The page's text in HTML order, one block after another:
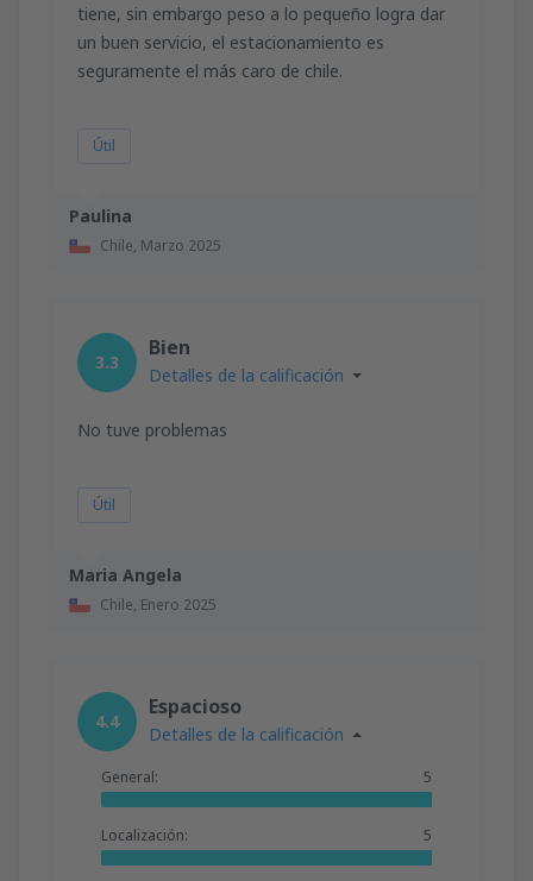
Paulina
Chile, Marzo 2025
tiene, sin embargo peso a lo pequeño logra dar
un buen servicio, el estacionamiento es
seguramente el más caro de chile.
Útil
Maria Angela
Chile, Enero 2025
3.3
Bien
Detalles de la calificación
No tuve problemas
Útil
4.4
Espacioso
Detalles de la calificación
General: 5
Localización: 5